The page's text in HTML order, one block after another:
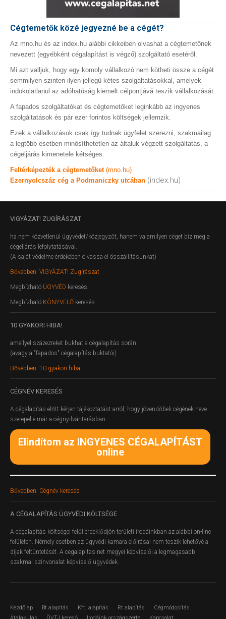
Cégtemetők közé jegyezné be a cégét?
Az mno.hu és az index.hu alábbi cikkeiben olvashat a cégtemetőnek
nevezett (egyébként cégalapítást is végző) szolgáltató esetéről.
Mi azt valljuk, hogy egy komoly vállalkozó nem kötheti össze a cégét
semmilyen szinten ilyen jellegű kétes szolgáltatásokkal, amelyek
indokolatlanul az adóhatóság kiemelt célpontjává teszik vállalkozását.
A fapados szolgáltatókat és cégtemetőket leginkább az ingyenes
szolgáltatások és pár ezer forintos költségek jellemzik.
Ezek a vállalkozások csak így tudnak ügyfelet szerezni, szakmailag
a legtöbb esetben minősíthetetlen az általuk végzett szolgáltatás, a
cégeljárás kimenetele kétséges.
Feltérképezték a cégtemetőket (mno.hu)
Ezernyolcszáz cég a Podmaniczky utcában (index.hu)
VIGYÁZAT! ZUGÍRÁSZAT
ha nem közvetlenül ügyvédet/közjegyzőt, hanem valamilyen céget bíz meg a
cégeljárás lefolytatásával.
(A saját védelme érdekében olvassa el összállításunkat)
Bővebben: VIGYÁZAT! Zugírászat
Megbízható ÜGYVÉD keresés
Megbízható KÖNYVELŐ keresés
10 GYAKORI HIBA!
amellyel százezreket bukhat a cégalapítás során.
(avagy a "fapados" cégalapítás buktatói)
Bővebben: 10 gyakori hiba
CÉGNÉV KERESÉS
A cégalapítás előtt kérjen tájékoztatást arról, hogy jövendőbeli cégének neve
szerepel-e már a cégnyilvántarásban.
Elindítom az INGYENES CÉGALAPÍTÁST
online
Bővebben: Cégnév keresés
A CÉGALAPÍTÁS ÜGYVÉDI KÖLTSÉGE
A cégalapítás költségei felől érdeklődjön területi irodáinkban az alábbi on-line
felületen. Némely esetben az ügyvédi kamara előírásai nem teszik lehetővé a
díjak feltüntetését. A cegalapitas.net megyei képviselői a legmagasabb
szakmai színvonalat képviselő ügyvédek.
Kezdőlap Bt alapítás Kft. alapítás Rt alapítás
Cégmódosítás
Átalakulás
ÖVTJ kereső Irodáink országszerte Kapcsolat